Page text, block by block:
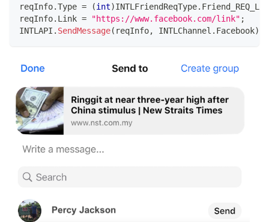
reqInfo.Type = (int)INTLFriendReqType.
reqInfo. Link = "https://www.facebook.com/link" ;
INTLAPI . SendMessage( reqInfo, INTLChannel . Facebook)